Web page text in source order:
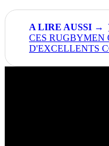
CES RUGBYMEN
D'EXCELLENTS